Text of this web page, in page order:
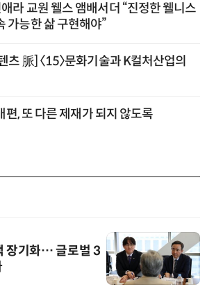
애라 교원 웰스 앰배서더 “진정한 웰니스
가능한 삶 구현해야”
츠 脈] 〈15〉문화기술과 K컬처산업의
편, 또 다른 제재가 되지 않도록
장기화… 글로벌 3